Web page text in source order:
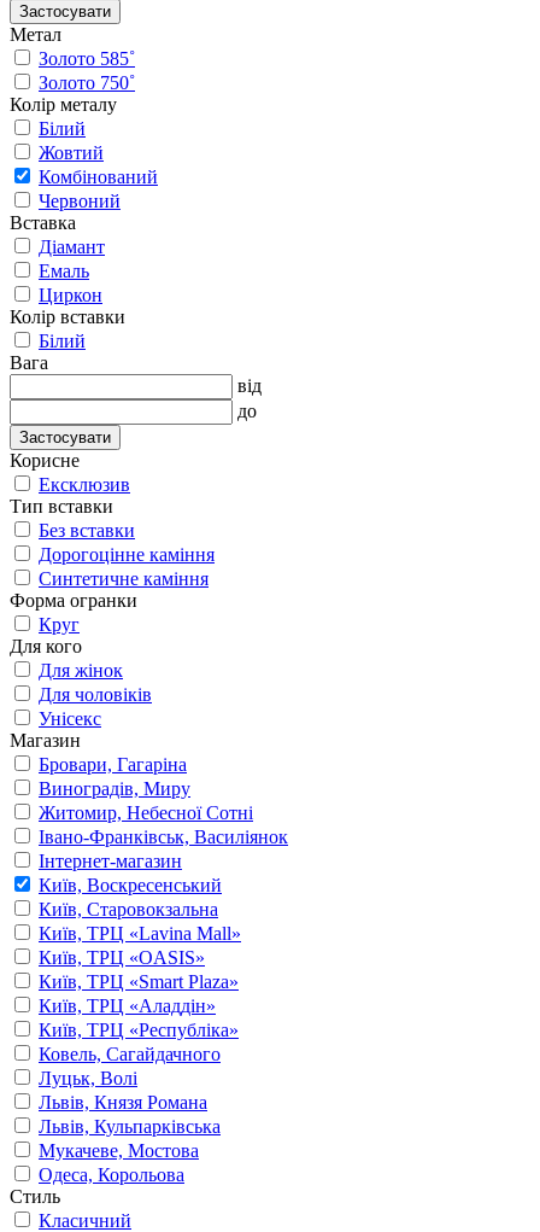
Застосувати
Метал
Золото 585˚
Золото 750˚
Колір металу
Білий
Жовтий
Комбінований
Червоний
Вставка
Діамант
Емаль
Циркон
Колір вставки
Білий
Вага
від
до
Застосувати
Корисне
Ексклюзив
Тип вставки
Без вставки
Дорогоцінне каміння
Синтетичне каміння
Форма огранки
Круг
Для кого
Для жінок
Для чоловіків
Унісекс
Магазин
Бровари, Гагаріна
Виноградів, Миру
Житомир, Небесної Сотні
Івано-Франківськ, Василіянок
Інтернет-магазин
Київ, Воскресенський
Київ, Старовокзальна
Київ, ТРЦ «Lavina Mall»
Київ, ТРЦ «OASIS»
Київ, ТРЦ «Smart Plaza»
Київ, ТРЦ «Аладдін»
Київ, ТРЦ «Республіка»
Ковель, Сагайдачного
Луцьк, Волі
Львів, Князя Романа
Львів, Кульпарківська
Мукачеве, Мостова
Одеса, Корольова
Стиль
Класичний